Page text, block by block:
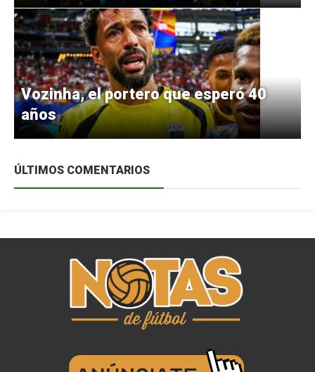
Vozinha, el portero que esperó 40
años
ÚLTIMOS COMENTARIOS